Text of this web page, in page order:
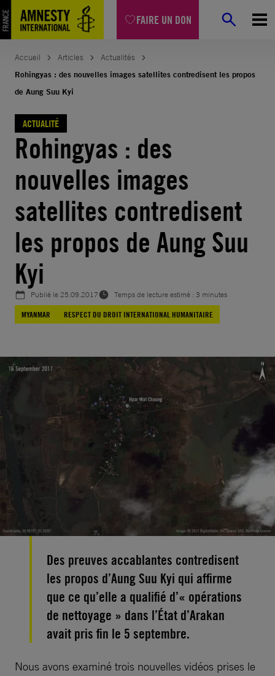
FAIRE UN DON
Aller
au
contenu
Accueil Articles
Actualités
Rohingyas : des nouvelles images satellites contredisent les propos
de Aung Suu Kyi
ACTUALITÉ
Rohingyas : des
nouvelles images
satellites contredisent
les propos de Aung Suu
Kyi
Publié le25.09.2017
Temps de lecture estimé : 3 minutes
MYANMAR
RESPECT DU DROIT INTERNATIONAL HUMANITAIRE
Des preuves accablantes contredisent
les propos d’Aung Suu Kyi qui affirme
que ce qu’elle a qualifié d’« opérations
de nettoyage » dans l’État d’Arakan
avait pris fin le 5 septembre.
Nous avons examiné trois nouvelles vidéos prises le